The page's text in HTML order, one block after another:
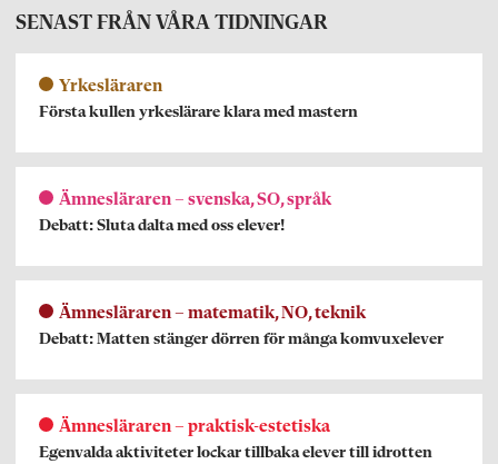
SENAST FRÅN VÅRA TIDNINGAR
Yrkesläraren
Första kullen yrkeslärare klara med mastern
Ämnesläraren – svenska, SO, språk
Debatt: Sluta dalta med oss elever!
Ämnesläraren – matematik, NO, teknik
Debatt: Matten stänger dörren för många komvuxelever
Ämnesläraren – praktisk-estetiska
Egenvalda aktiviteter lockar tillbaka elever till idrotten